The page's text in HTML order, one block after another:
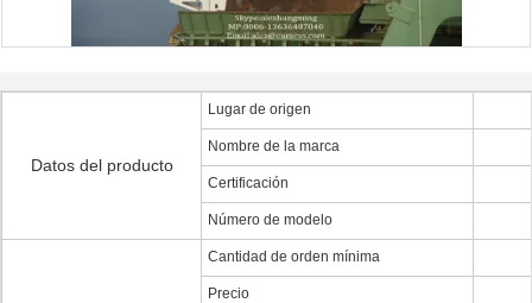
Datos del producto
Lugar de origen
Nombre de la marca
Certificación
Número de modelo
Cantidad de orden mínima
Precio